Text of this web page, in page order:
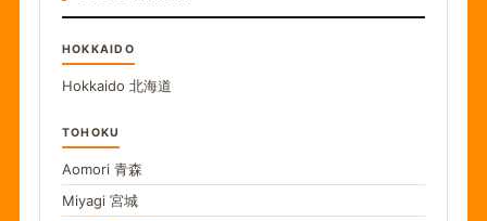
HOKKAIDO
Hokkaido 北海道
TOHOKU
Aomori 青森
Miyagi 宮城